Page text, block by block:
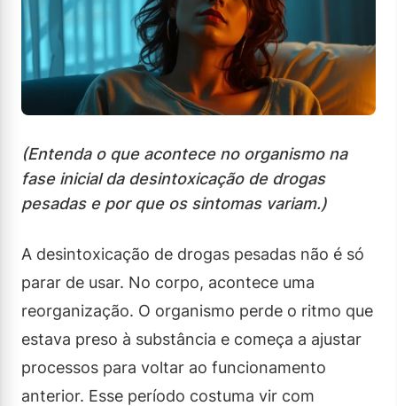
(Entenda o que acontece no organismo na
fase inicial da desintoxicação de drogas
pesadas e por que os sintomas variam.)
A desintoxicação de drogas pesadas não é só
parar de usar. No corpo, acontece uma
reorganização. O organismo perde o ritmo que
estava preso à substância e começa a ajustar
processos para voltar ao funcionamento
anterior. Esse período costuma vir com